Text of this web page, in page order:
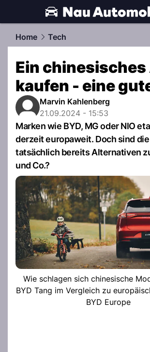
automobile.NAU.ch
Home Tech
Ein
kaufen - eine
Marvin Kahlenberg
21.09.2024 - 15:53
Marken wie BYD, MG oder NIO
derzeit europaweit. Doch sind
tatsächlich bereits Alternativen
und Co.?
Wie schlagen sich chinesische
BYD Tang im Vergleich zu
BYD Europe